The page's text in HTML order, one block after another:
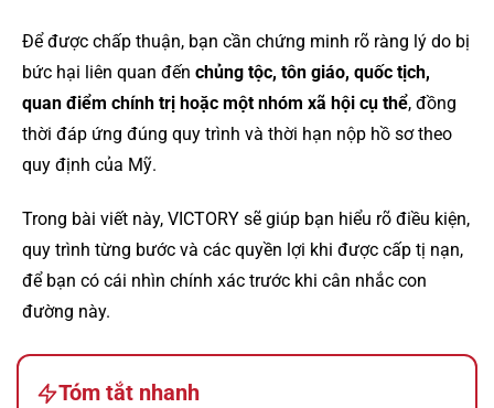
Để được chấp thuận, bạn cần chứng minh rõ ràng lý do bị
bức hại liên quan đến chủng tộc, tôn giáo, quốc tịch,
quan điểm chính trị hoặc một nhóm xã hội cụ thể, đồng
thời đáp ứng đúng quy trình và thời hạn nộp hồ sơ theo
quy định của Mỹ.
Trong bài viết này, VICTORY sẽ giúp bạn hiểu rõ điều kiện,
quy trình từng bước và các quyền lợi khi được cấp tị nạn,
để bạn có cái nhìn chính xác trước khi cân nhắc con
đường này.
Tóm tắt nhanh